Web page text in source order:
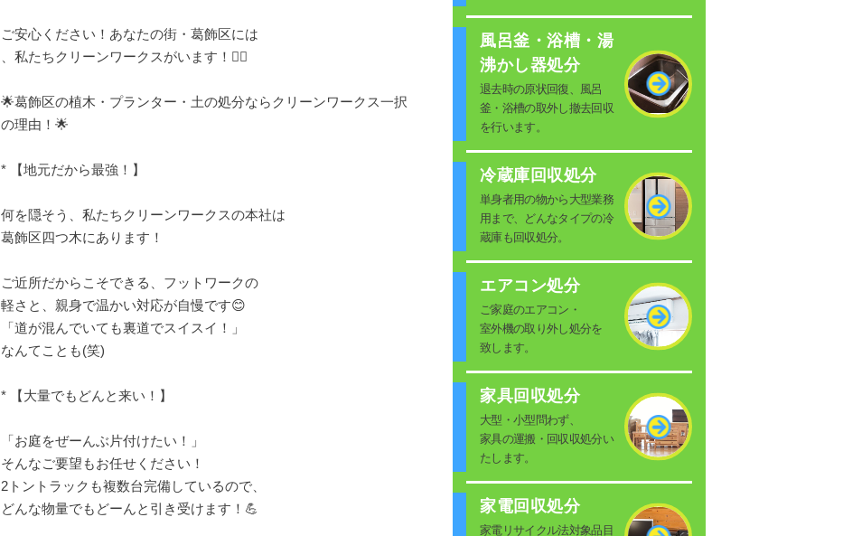
ご安心ください！あなたの街・葛飾区には
、私たちクリーンワークスがいます！🦸‍♂️
🌟葛飾区の植木・プランター・土の処分ならクリーンワークス一択
の理由！🌟
* 【地元だから最強！】
何を隠そう、私たちクリーンワークスの本社は
葛飾区四つ木にあります！
ご近所だからこそできる、フットワークの
軽さと、親身で温かい対応が自慢です😊
「道が混んでいても裏道でスイスイ！」
なんてことも(笑)
* 【大量でもどんと来い！】
「お庭をぜーんぶ片付けたい！」
そんなご要望もお任せください！
2トントラックも複数台完備しているので、
どんな物量でもどーんと引き受けます！💪
風呂釜・浴槽・湯
沸かし器処分
退去時の原状回復、風呂
釜・浴槽の取外し撤去回収
を行います。
冷蔵庫回収処分
単身者用の物から大型業務
用まで、どんなタイプの冷
蔵庫も回収処分。
エアコン処分
ご家庭のエアコン・
室外機の取り外し処分を
致します。
家具回収処分
大型・小型問わず、
家具の運搬・回収収処分い
たします。
家電回収処分
家電リサイクル法対象品目